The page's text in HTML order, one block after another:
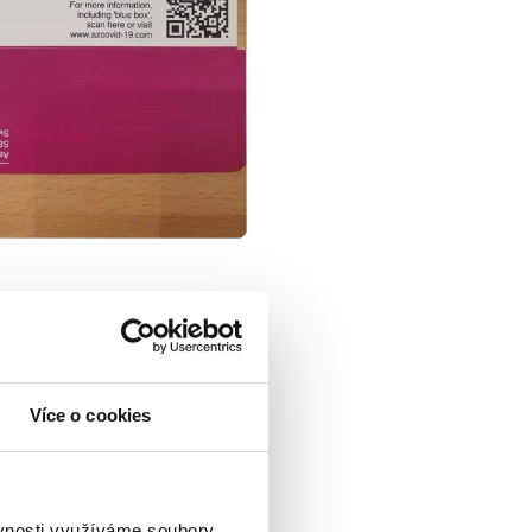
Více o cookies
Wikipediea vysvětluje,
nebo dokonce DNA
Nová vakcína